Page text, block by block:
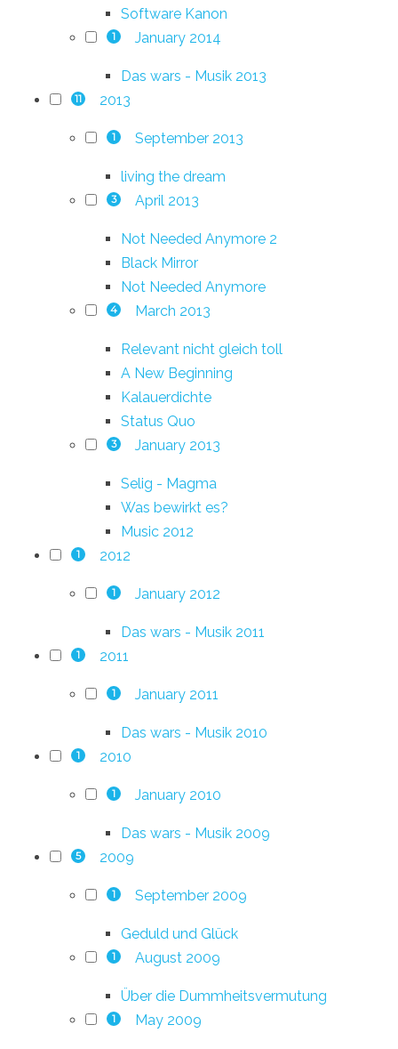
Software Kanon
1 January 2014
Das wars - Musik 2013
11 2013
1 September 2013
living the dream
3 April 2013
Not Needed Anymore 2
Black Mirror
Not Needed Anymore
4 March 2013
Relevant nicht gleich toll
A New Beginning
Kalauerdichte
Status Quo
3 January 2013
Selig - Magma
Was bewirkt es?
Music 2012
1 2012
1 January 2012
Das wars - Musik 2011
1 2011
1 January 2011
Das wars - Musik 2010
1 2010
1 January 2010
Das wars - Musik 2009
5 2009
1 September 2009
Geduld und Glück
1 August 2009
Über die Dummheitsvermutung
1 May 2009